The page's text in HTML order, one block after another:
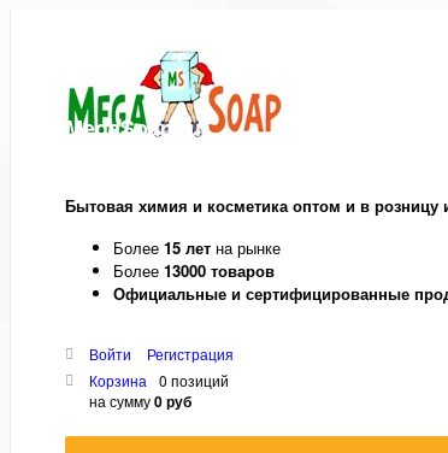
MegaSoap.ru
Бытовая химия и косметика оптом и в розницу
Более 15 лет на рынке
Более 13000 товаров
Официальные и сертифицированные
Войти
Регистрация
Корзина
0 позиций
на сумму0 руб